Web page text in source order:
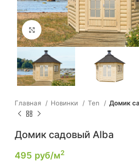
Click to enlarge
Главная Новинки Ten Домик
Домик садовый Alba
495 руб/м2